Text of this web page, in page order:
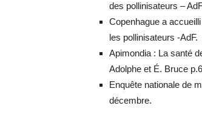
des pollinisateurs –
Copenhague a
les pollinisateurs -
Apimondia : La santé
Adolphe et É. Bruce
Enquête nationale de
décembre.